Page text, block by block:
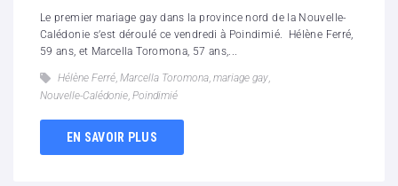
Le premier mariage gay dans la province nord de la Nouvelle-
Calédonie s’est déroulé ce vendredi à Poindimié. Hélène Ferré,
59 ans, et Marcella Toromona, 57 ans,...
Hélène Ferré, Marcella Toromona, mariage gay,
Nouvelle-Calédonie, Poindimié
EN SAVOIR PLUS